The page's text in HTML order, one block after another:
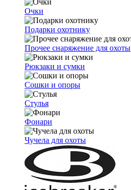
Очки
Подарки охотнику
Прочее снаряжение для охоты
Рюкзаки и сумки
Сошки и опоры
Стулья
Фонари
Чучела для охоты